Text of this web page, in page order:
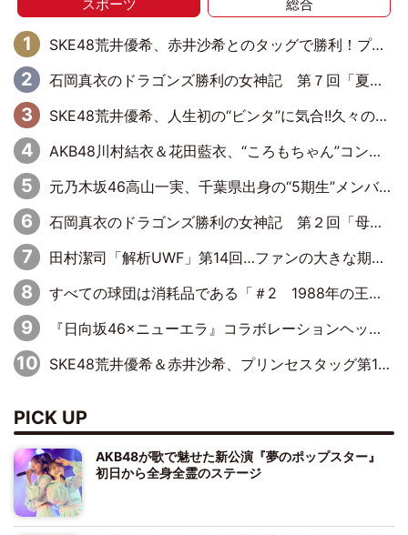
スポーツ 総合
SKE48荒井優希、赤井沙希とのタッグで勝利！プリンセスタッグ選手権ベルトに挑戦
石岡真衣のドラゴンズ勝利の女神記 第７回「夏の神宮！11得点どらほー」
SKE48荒井優希、人生初の“ビンタ”に気合!!久々のシングルマッチ決定に「自分のできることを全部出せたらベスト」
AKB48川村結衣＆花田藍衣、“ころもちゃん”コンビがきつねダンスに出演！ファイターズファンのかわゆいはファーストピッチにも挑戦
元乃木坂46高山一実、千葉県出身の“5期生”メンバーと「千葉軍団を作りたかった」さゆりんご軍団に対抗
石岡真衣のドラゴンズ勝利の女神記 第２回「母の日のバンテリンドーム」
田村潔司「解析UWF」第14回…ファンの大きな期待と現実の厳しい闘い
すべての球団は消耗品である「＃2 1988年の王巨人編」byプロ野球死亡遊戯
『日向坂46×ニューエラ』コラボレーションヘッドウェア発売決定
SKE48荒井優希＆赤井沙希、プリンセスタッグ第10代王者のベルトを手にして号泣
PICK UP
AKB48が歌で魅せた新公演『夢のポップスター』
初日から全身全霊のステージ